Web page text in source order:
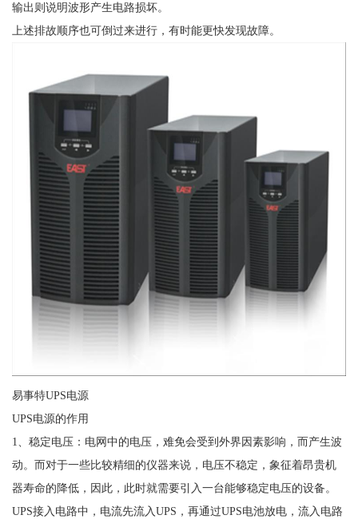
输出则说明波形产生电路损坏。
上述排故顺序也可倒过来进行，有时能更快发现故障。
易事特UPS电源
UPS电源的作用
1、稳定电压：电网中的电压，难免会受到外界因素影响，而产生波
动。而对于一些比较精细的仪器来说，电压不稳定，象征着昂贵机
器寿命的降低，因此，此时就需要引入一台能够稳定电压的设备。
UPS接入电路中，电流先流入UPS，再通过UPS电池放电，流入电路